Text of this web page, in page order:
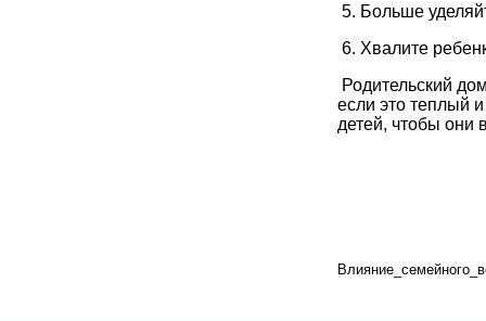
5. Больше
6. Хвалите
Родительский
если это теплый
детей, чтобы они